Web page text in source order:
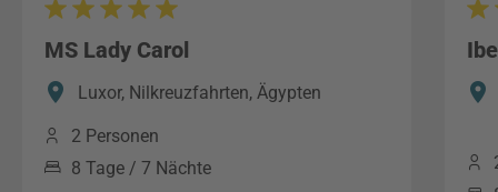
MS Lady Carol
Luxor, Nilkreuzfahrten, Ägypten
2 Personen
8 Tage / 7 Nächte